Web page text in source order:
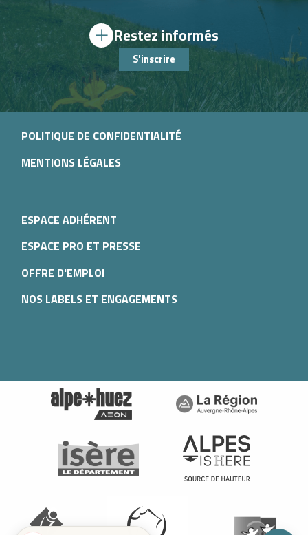
Prestations
Tarifs
Contacter par
Restez informés
S'inscrire
POLITIQUE DE CONFIDENTIALITÉ
MENTIONS LÉGALES
ESPACE ADHÉRENT
ESPACE PRO ET PRESSE
OFFRE D'EMPLOI
NOS LABELS ET ENGAGEMENTS